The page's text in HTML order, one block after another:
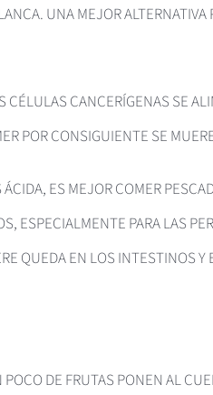
UNA MEJOR ALTERNATIVA
CANCERÍGENAS SE
POR CONSIGUIENTE SE
ES MEJOR COMER
ESPECIALMENTE PARA LAS
QUEDA EN LOS INTESTINOS Y
DE FRUTAS PONEN AL